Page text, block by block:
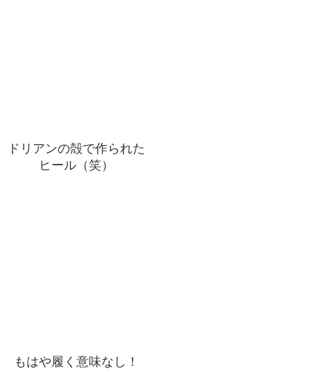
ドリアンの殻で作られた
ヒール（笑）
もはや履く意味なし！